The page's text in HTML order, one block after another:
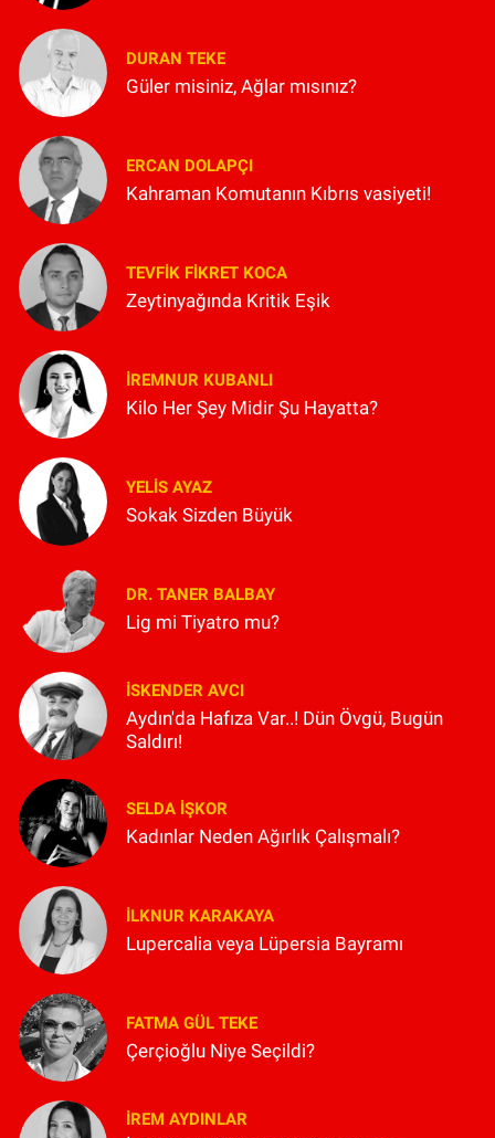
DURAN TEKE
Güler misiniz, Ağlar mısınız?
ERCAN DOLAPÇI
Kahraman Komutanın Kıbrıs vasiyeti!
TEVFIK FIKRET KOCA
Zeytinyağında Kritik Eşik
İREMNUR KUBANLI
Kilo Her Şey Midir Şu Hayatta?
YELIS AYAZ
Sokak Sizden Büyük
DR. TANER BALBAY
Lig mi Tiyatro mu?
İSKENDER AVCI
Aydın'da Hafıza Var..! Dün Övgü, Bugün
Saldırı!
SELDA İŞKOR
Kadınlar Neden Ağırlık Çalışmalı?
İLKNUR KARAKAYA
Lupercalia veya Lüpersia Bayramı
FATMA GÜL TEKE
Çerçioğlu Niye Seçildi?
İREM AYDINLAR